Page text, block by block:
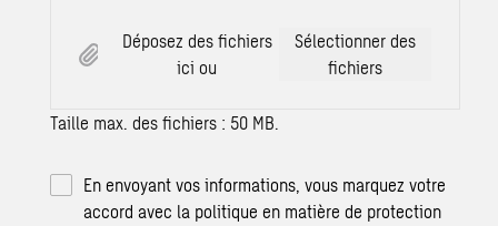
Déposez des fichiers
ici ou
Sélectionner des
fichiers
Taille max. des fichiers : 50 MB.
En envoyant vos informations, vous marquez votre
accord avec la politique en matière de protection